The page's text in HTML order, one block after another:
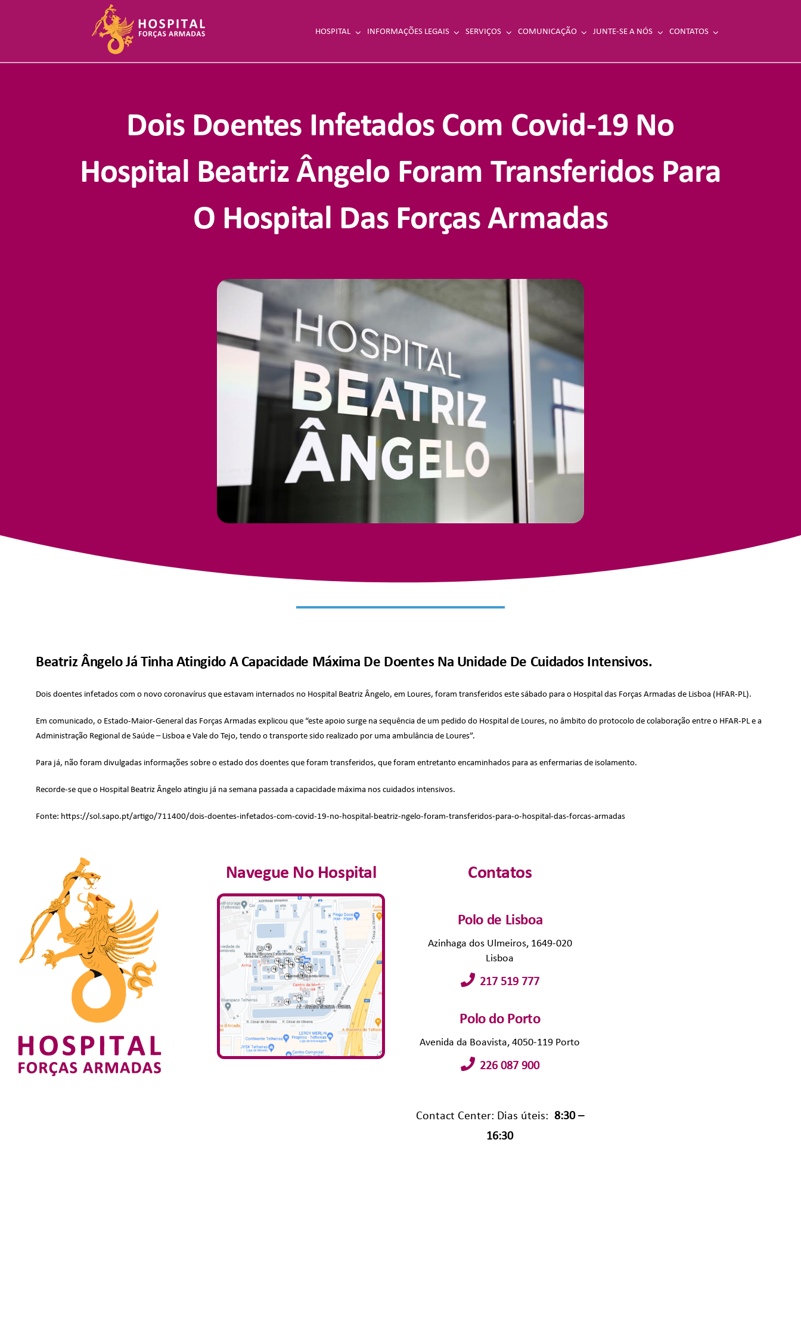
HOSPITAL INFORMAÇÕES LEGAIS SERVIÇOS COMUNICAÇÃO JUNTE-SE A NÓS CONTATOS
Dois Doentes Infetados Com Covid-19 No
Hospital Beatriz Ângelo Foram Transferidos Para
O Hospital Das Forças Armadas
Beatriz Ângelo Já Tinha Atingido A Capacidade Máxima De Doentes Na Unidade De Cuidados Intensivos.
Dois doentes infetados com o novo coronavírus que estavam internados no Hospital Beatriz Ângelo, em Loures, foram transferidos este sábado para o Hospital das Forças Armadas de Lisboa (HFAR-PL).
Em comunicado, o Estado-Maior-General das Forças Armadas explicou que “este apoio surge na sequência de um pedido do Hospital de Loures, no âmbito do protocolo de colaboração entre o HFAR-PL e a
Administração Regional de Saúde – Lisboa e Vale do Tejo, tendo o transporte sido realizado por uma ambulância de Loures”.
Para já, não foram divulgadas informações sobre o estado dos doentes que foram transferidos, que foram entretanto encaminhados para as enfermarias de isolamento.
Recorde-se que o Hospital Beatriz Ângelo atingiu já na semana passada a capacidade máxima nos cuidados intensivos.
Fonte: https://sol.sapo.pt/artigo/711400/dois-doentes-infetados-com-covid-19-no-hospital-beatriz-ngelo-foram-transferidos-para-o-hospital-das-forcas-armadas
Navegue No Hospital Contatos
Polo de Lisboa
Azinhaga dos Ulmeiros, 1649-020
Lisboa
217 519 777
Polo do Porto
Avenida da Boavista, 4050-119 Porto
226 087 900
Contact Center: Dias úteis: 8:30 –
16:30